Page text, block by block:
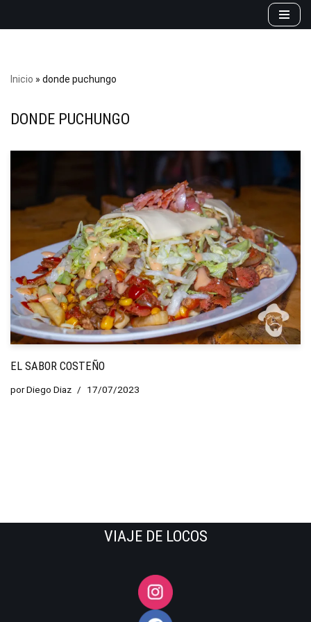
Inicio » donde puchungo
DONDE PUCHUNGO
EL SABOR COSTEÑO
porDiego Diaz 17/07/2023
VIAJE DE LOCOS